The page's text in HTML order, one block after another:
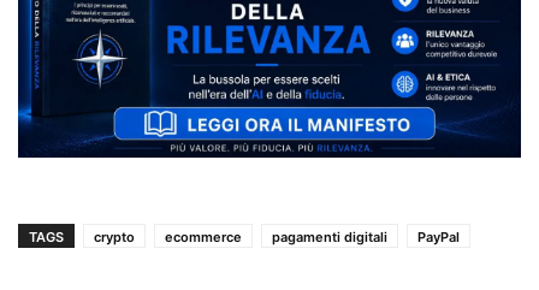
TAGS crypto ecommerce pagamenti digitali PayPal